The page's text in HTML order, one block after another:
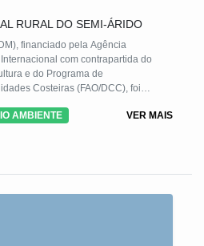
RURAL DO SEMI-ÁRIDO
financiado pela Agência
com contrapartida do
e do Programa de
Costeiras (FAO/DCC), foi
e Universidades brasileiras. O
do Rio Grande do Norte,
AMBIENTE VER MAIS